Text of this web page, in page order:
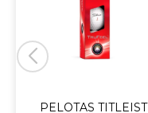
PELOTAS TITLEIST